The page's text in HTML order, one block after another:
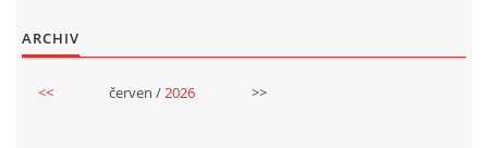
ARCHIV
<< červen /2026 >>